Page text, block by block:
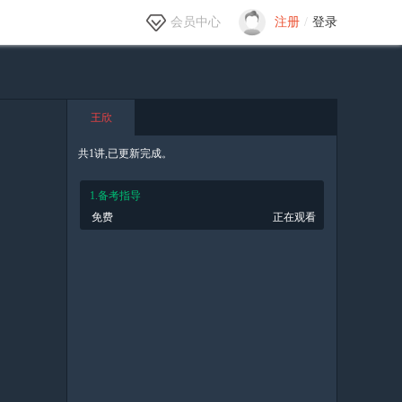
会员中心 注册 / 登录
王欣
共1讲,已更新完成。
1.备考指导
免费
正在观看